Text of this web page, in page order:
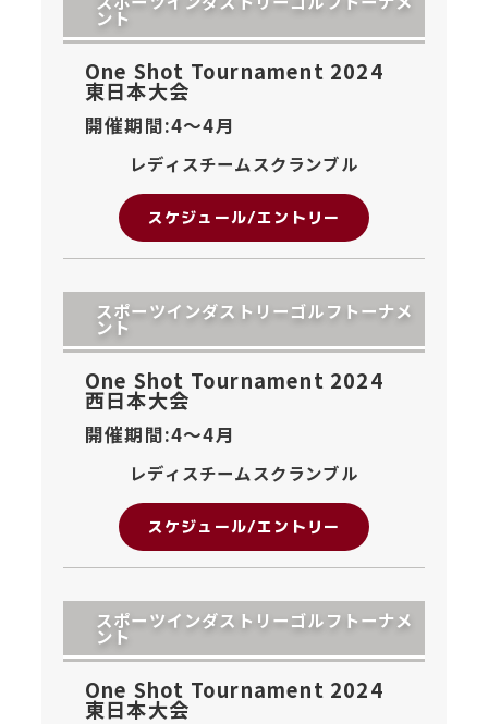
ント
One Shot Tournament 2024
東日本大会
開催期間:4〜4月
レディスチームスクランブル
スケジュール/エントリー
スポーツインダストリーゴルフトーナメ
ント
One Shot Tournament 2024
西日本大会
開催期間:4〜4月
レディスチームスクランブル
スケジュール/エントリー
スポーツインダストリーゴルフトーナメ
ント
One Shot Tournament 2024
東日本大会